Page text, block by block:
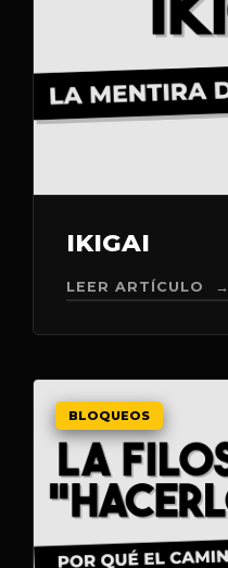
IKIGAI
LEER ARTÍCULO →
BLOQUEOS